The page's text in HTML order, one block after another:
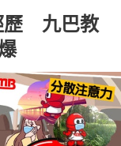
歷 九巴教